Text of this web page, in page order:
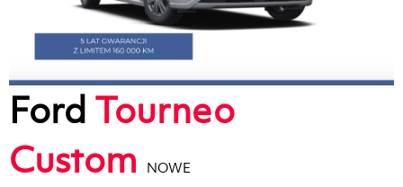
Ford Tourneo
Custom
NOWE